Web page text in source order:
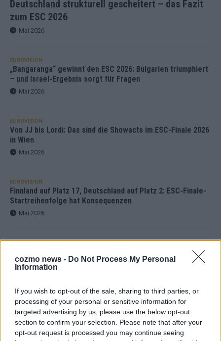
cozmo news - Do Not Process My Personal
Information
If you wish to opt-out of the sale, sharing to third parties, or
processing of your personal or sensitive information for
targeted advertising by us, please use the below opt-out
section to confirm your selection. Please note that after your
opt-out request is processed you may continue seeing
Deutschland strukturell gescheitert – das Fazit
zum ESC 2026
Mai 2026
EUROVISION
„Bangaranga“ gewinnt den ESC 2026: Bulgarien triumphiert
– und Israel-Ergebnis sorgt für Fragen
Mai 2026
EUROVISION
Von JJ bis Lordi: Das sind die Showacts im ESC-Finale 2026
in Wien
Mai 2026
EUROVISION
Finnland auf Platz 17, Deutschland auf Platz 2: ESC-Finale-
Startreihenfolge hat Konsequenzen
Mai 2026
KOMMENTAR
ESC-Finale 2026: Finnland Favorit, Australien überrascht –
alle Acts und unsere Prognose
EUROVISION
„Douze Points“, Televoting, Jurys – die Geschichte der
ESC-Wertung als Spiegel des Wettbewerbs
Mai 2026